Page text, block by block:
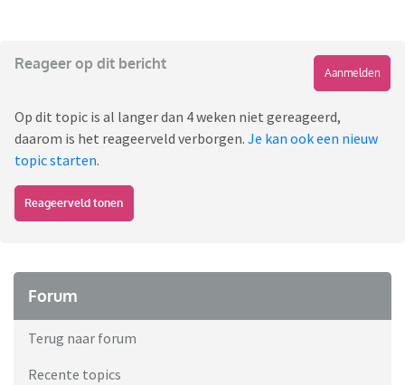
Reageer op dit bericht
Aanmelden
Op dit topic is al langer dan 4 weken niet gereageerd,
daarom is het reageerveld verborgen. Je kan ook een nieuw
topic starten.
Reageerveld tonen
Forum
Terug naar forum
Recente topics